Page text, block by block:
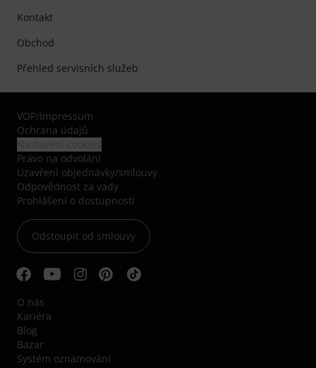
Kontakt
Obchod
Přehled servisních služeb
VOP/Impressum
Ochrana údajů
Právo na odvolání
Uzavření objednávky/smlouvy
Odpovědnost za vady
Prohlášení o dostupnosti
Odstoupit od smlouvy
O nás
Kariéra
Blog
Bazar
Systém oznamování